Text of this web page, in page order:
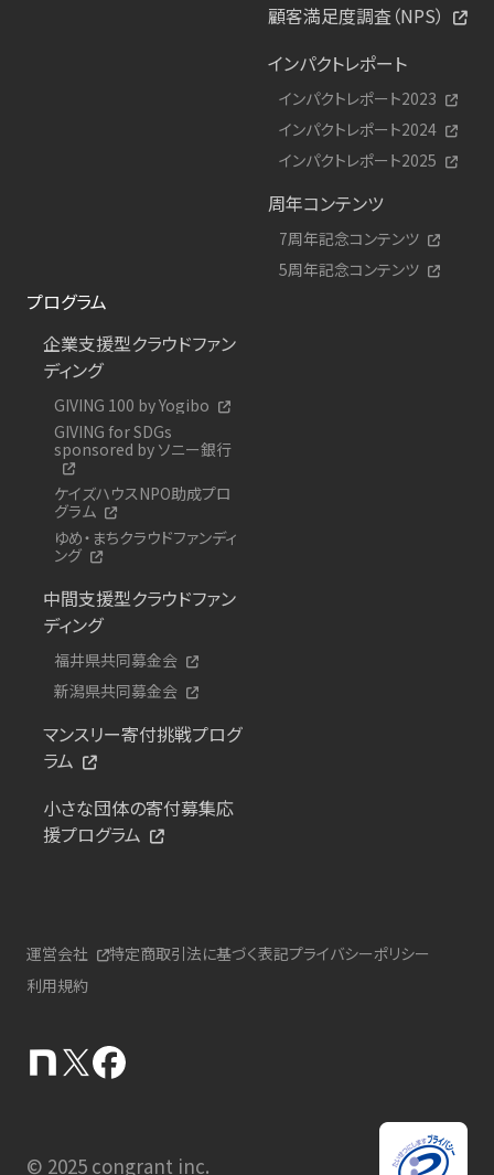
顧客満足度調査（NPS）
インパクトレポート
インパクトレポート2023
インパクトレポート2024
インパクトレポート2025
周年コンテンツ
7周年記念コンテンツ
5周年記念コンテンツ
プログラム
企業支援型クラウドファン
ディング
GIVING 100 by Yogibo
GIVING for SDGs
sponsored by ソニー銀行
ケイズハウスNPO助成プロ
グラム
ゆめ・まちクラウドファンディ
ング
中間支援型クラウドファン
ディング
福井県共同募金会
新潟県共同募金会
マンスリー寄付挑戦プログ
ラム
小さな団体の寄付募集応
援プログラム
運営会社 特定商取引法に基づく表記プライバシーポリシー
利用規約
© 2025 congrant inc.